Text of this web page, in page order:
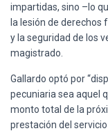
impartidas, sino –lo
la lesión de derechos
y la seguridad de los
magistrado.
Gallardo optó por
pecuniaria sea aquel
monto total de la
prestación del